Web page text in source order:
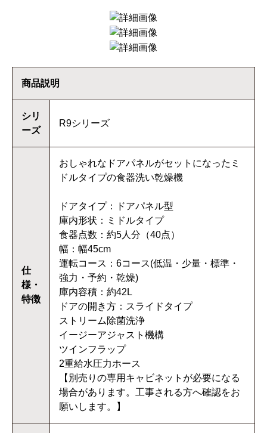
商品説明
シリ
ーズ
R9シリーズ
仕
様・
特徴
おしゃれなドアパネルがセットになったミ
ドルタイプの食器洗い乾燥機
ドアタイプ：ドアパネル型
庫内形状：ミドルタイプ
食器点数：約5人分（40点）
幅：幅45cm
運転コース：6コース(低温・少量・標準・
強力・予約・乾燥)
庫内容積：約42L
ドアの開き方：スライドタイプ
ストリーム除菌洗浄
イージーアジャスト機構
ツインフラップ
2重給水圧力ホース
【別売りの専用キャビネットが必要になる
場合があります。工事される方へ確認をお
願いします。】